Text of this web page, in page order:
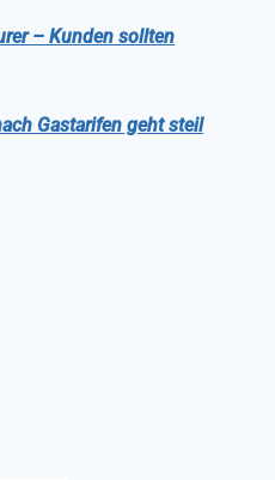
– Kunden sollten
Gastarifen geht steil